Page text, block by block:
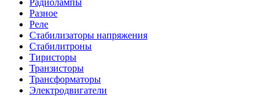
Разное
Реле
Стабилизаторы напряжения
Стабилитроны
Тиристоры
Транзисторы
Трансформаторы
Электродвигатели